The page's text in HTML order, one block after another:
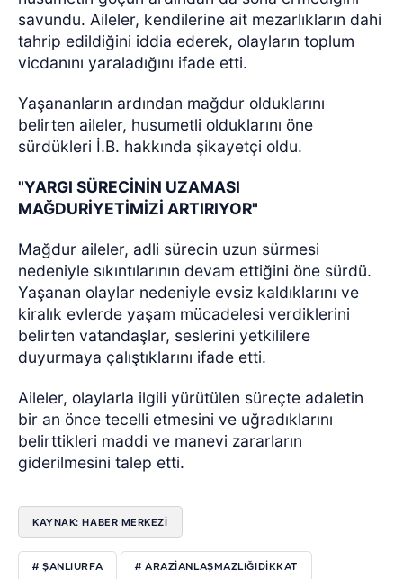
savundu. Aileler, kendilerine ait mezarlıkların dahi
tahrip edildiğini iddia ederek, olayların toplum
vicdanını yaraladığını ifade etti.
Yaşananların ardından mağdur olduklarını
belirten aileler, husumetli olduklarını öne
sürdükleri İ.B. hakkında şikayetçi oldu.
"YARGI SÜRECİNİN UZAMASI
MAĞDURİYETİMİZİ ARTIRIYOR"
Mağdur aileler, adli sürecin uzun sürmesi
nedeniyle sıkıntılarının devam ettiğini öne sürdü.
Yaşanan olaylar nedeniyle evsiz kaldıklarını ve
kiralık evlerde yaşam mücadelesi verdiklerini
belirten vatandaşlar, seslerini yetkililere
duyurmaya çalıştıklarını ifade etti.
Aileler, olaylarla ilgili yürütülen süreçte adaletin
bir an önce tecelli etmesini ve uğradıklarını
belirttikleri maddi ve manevi zararların
giderilmesini talep etti.
KAYNAK: HABER MERKEZİ
# ŞANLIURFA # ARAZIANLAŞMAZLIĞIDIKKAT